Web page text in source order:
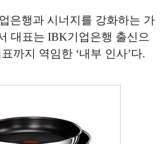
은행과 시너지를 강화하는 가
대표는 IBK기업은행 출신으
까지 역임한 ‘내부 인사’다.